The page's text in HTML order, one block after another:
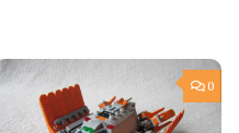
0